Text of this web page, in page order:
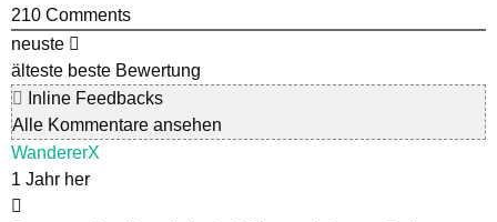
210 Comments
neuste
älteste beste Bewertung
Inline Feedbacks
Alle Kommentare ansehen
WandererX
1 Jahr her